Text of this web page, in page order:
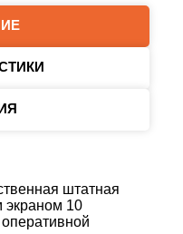
штатная
экраном 10